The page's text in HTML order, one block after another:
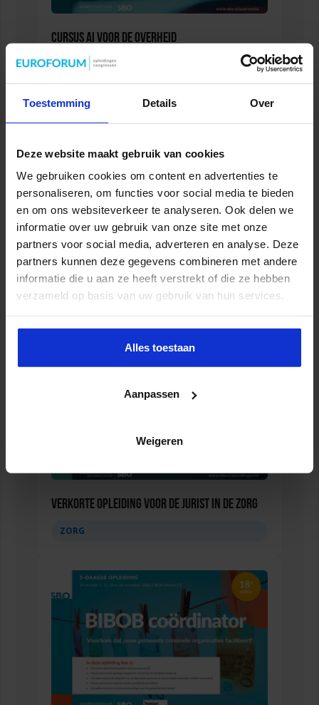
Toestemming Details Over
Deze website maakt gebruik van cookies
We gebruiken cookies om content en advertenties te
personaliseren, om functies voor social media te bieden
en om ons websiteverkeer te analyseren. Ook delen we
informatie over uw gebruik van onze site met onze
partners voor social media, adverteren en analyse. Deze
partners kunnen deze gegevens combineren met andere
informatie die u aan ze heeft verstrekt of die ze hebben
verzameld op basis van uw gebruik van hun services.
Alles toestaan
Aanpassen
Weigeren
Cursus AI voor de overheid
OVERHEID
Verkorte Opleiding Gemeentejurist
OVERHEID
Verkorte opleiding voor de Jurist in de Zorg
ZORG